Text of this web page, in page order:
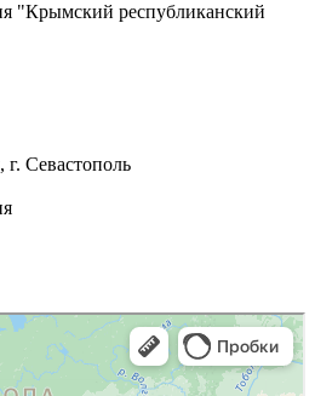
"Крымский республиканский
Севастополь